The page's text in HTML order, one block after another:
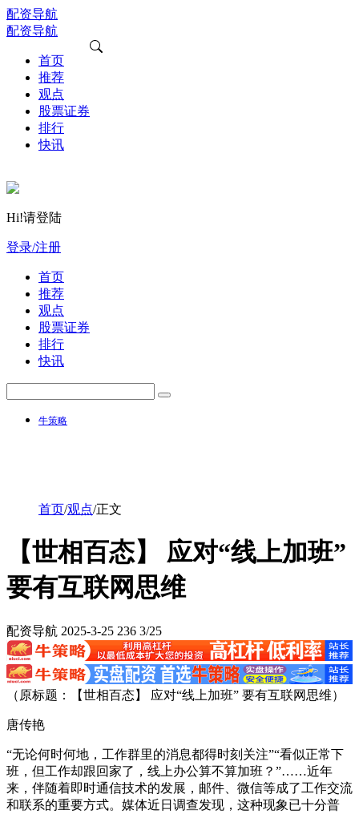
配资导航
配资导航
首页
推荐
观点
股票证券
排行
快讯
Hi!请登陆
登录/注册
首页
推荐
观点
股票证券
排行
快讯
牛策略
首页/观点/正文
【世相百态】 应对“线上加班”
要有互联网思维
配资导航 2025-3-25 236 3/25
（原标题：【世相百态】 应对“线上加班” 要有互联网思维）
唐传艳
“无论何时何地，工作群里的消息都得时刻关注”“看似正常下
班，但工作却跟回家了，线上办公算不算加班？”……近年
来，伴随着即时通信技术的发展，邮件、微信等成了工作交流
和联系的重要方式。媒体近日调查发现，这种现象已十分普